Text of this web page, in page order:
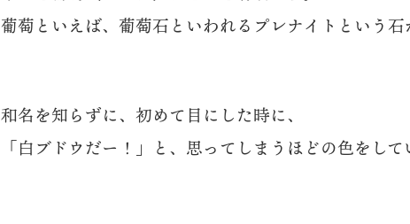
葡萄といえば、葡萄石といわれるプレナイトという石
和名を知らずに、初めて目にした時に、
「白ブドウだー！」と、思ってしまうほどの色をして